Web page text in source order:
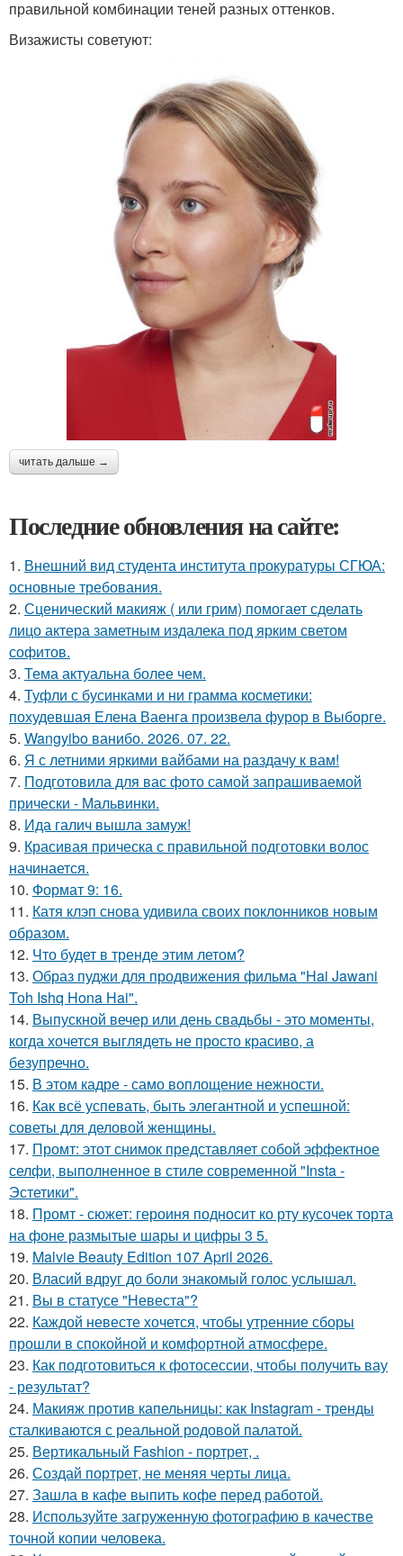
правильной комбинации теней разных оттенков.
Визажисты советуют:
читать дальше →
Последние обновления на сайте:
1. Внешний вид студента института прокуратуры СГЮА:
основные требования.
2. Сценический макияж ( или грим) помогает сделать
лицо актера заметным издалека под ярким светом
софитов.
3. Тема актуальна более чем.
4. Туфли с бусинками и ни грамма косметики:
похудевшая Елена Ваенга произвела фурор в Выборге.
5. Wangyibo ванибо. 2026. 07. 22.
6. Я с летними яркими вайбами на раздачу к вам!
7. Подготовила для вас фото самой запрашиваемой
прически - Мальвинки.
8. Ида галич вышла замуж!
9. Красивая прическа с правильной подготовки волос
начинается.
10. Формат 9: 16.
11. Катя клэп снова удивила своих поклонников новым
образом.
12. Что будет в тренде этим летом?
13. Образ пуджи для продвижения фильма "Hai Jawani
Toh Ishq Hona Hai".
14. Выпускной вечер или день свадьбы - это моменты,
когда хочется выглядеть не просто красиво, а
безупречно.
15. В этом кадре - само воплощение нежности.
16. Как всё успевать, быть элегантной и успешной:
советы для деловой женщины.
17. Промт: этот снимок представляет собой эффектное
селфи, выполненное в стиле современной "Insta -
Эстетики".
18. Промт - сюжет: героиня подносит ко рту кусочек торта
на фоне размытые шары и цифры 3 5.
19. Malvie Beauty Edition 107 April 2026.
20. Власий вдруг до боли знакомый голос услышал.
21. Вы в статусе "Невеста"?
22. Каждой невесте хочется, чтобы утренние сборы
прошли в спокойной и комфортной атмосфере.
23. Как подготовиться к фотосессии, чтобы получить вау
- результат?
24. Макияж против капельницы: как Instagram - тренды
сталкиваются с реальной родовой палатой.
25. Вертикальный Fashion - портрет, .
26. Создай портрет, не меняя черты лица.
27. Зашла в кафе выпить кофе перед работой.
28. Используйте загруженную фотографию в качестве
точной копии человека.